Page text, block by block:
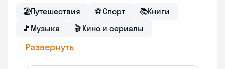
🏖Путешествия ⚽ Спорт 📚Книги
🎵 Музыка 🎬 Кино и сериалы
Развернуть